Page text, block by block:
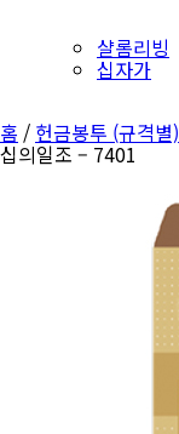
샬롬리빙
십자가
홈 / 헌금봉투 (규격별)
십의일조 – 7401